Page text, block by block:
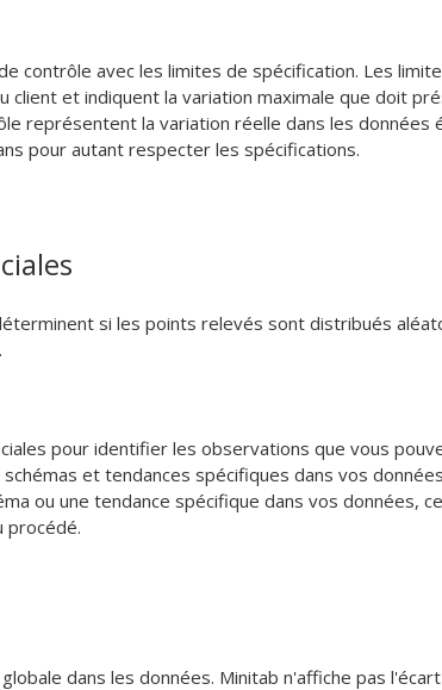
contrôle avec les limites de spécification. Les
client et indiquent la variation maximale que doit
représentent la variation réelle dans les données
pour autant respecter les spécifications.
si les points relevés sont distribués
pour identifier les observations que vous
et tendances spécifiques dans vos
ou une tendance spécifique dans vos données,
procédé.
dans les données. Minitab n'affiche pas